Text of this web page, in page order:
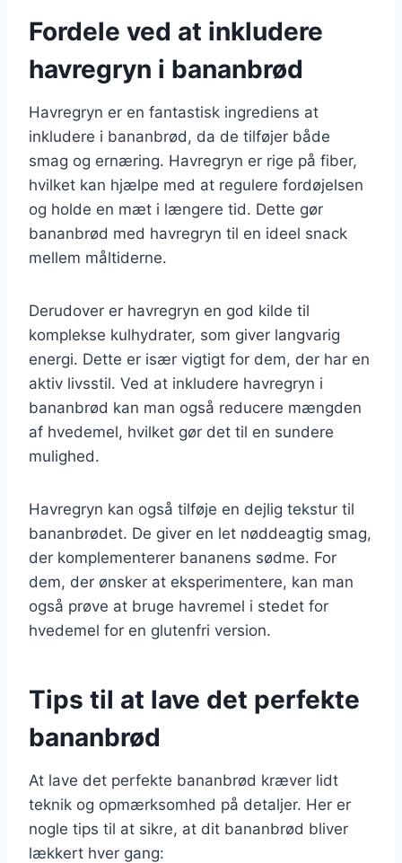
Fordele ved at inkludere
havregryn i bananbrød
Havregryn er en fantastisk ingrediens at
inkludere i bananbrød, da de tilføjer både
smag og ernæring. Havregryn er rige på fiber,
hvilket kan hjælpe med at regulere fordøjelsen
og holde en mæt i længere tid. Dette gør
bananbrød med havregryn til en ideel snack
mellem måltiderne.
Derudover er havregryn en god kilde til
komplekse kulhydrater, som giver langvarig
energi. Dette er især vigtigt for dem, der har en
aktiv livsstil. Ved at inkludere havregryn i
bananbrød kan man også reducere mængden
af hvedemel, hvilket gør det til en sundere
mulighed.
Havregryn kan også tilføje en dejlig tekstur til
bananbrødet. De giver en let nøddeagtig smag,
der komplementerer bananens sødme. For
dem, der ønsker at eksperimentere, kan man
også prøve at bruge havremel i stedet for
hvedemel for en glutenfri version.
Tips til at lave det perfekte
bananbrød
At lave det perfekte bananbrød kræver lidt
teknik og opmærksomhed på detaljer. Her er
nogle tips til at sikre, at dit bananbrød bliver
lækkert hver gang: